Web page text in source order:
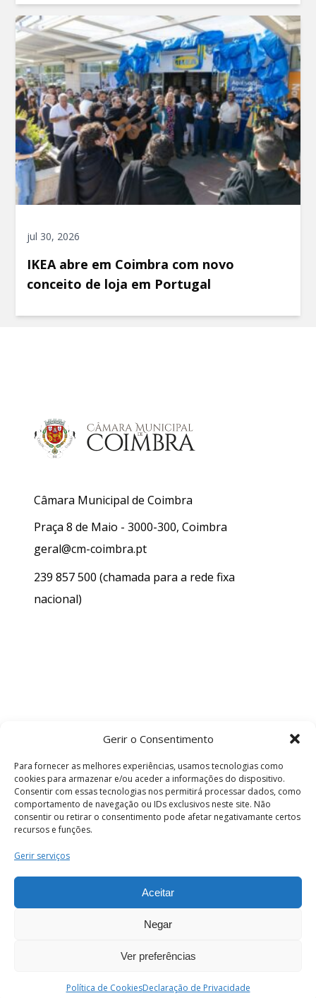
Gerir o Consentimento
Para fornecer as melhores experiências, usamos tecnologias como
cookies para armazenar e/ou aceder a informações do dispositivo.
Consentir com essas tecnologias nos permitirá processar dados, como
comportamento de navegação ou IDs exclusivos neste site. Não
consentir ou retirar o consentimento pode afetar negativamante certos
recursos e funções.
Gerir serviços
Aceitar
Negar
Ver preferências
Política de CookiesDeclaração de Privacidade
jul 30, 2026
IKEA abre em Coimbra com novo
conceito de loja em Portugal
Câmara Municipal de Coimbra
Praça 8 de Maio - 3000-300, Coimbra
geral@cm-coimbra.pt
239 857 500 (chamada para a rede fixa
nacional)
Termos e Condições
os direitos reservados.